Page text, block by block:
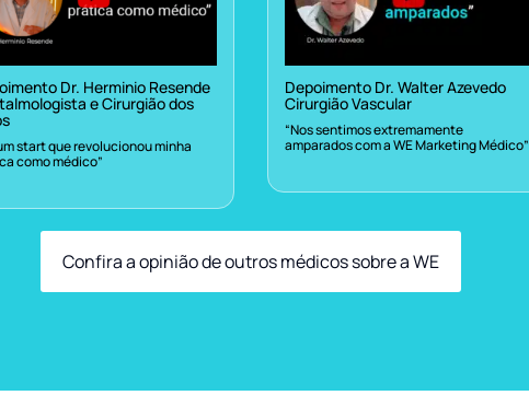
Dr. Herminio Resende
e Cirurgião dos
start que revolucionou minha
como médico”
Depoimento Dr. Walter Azevedo
Cirurgião Vascular
“Nos sentimos extremamente
amparados com a WE Marketing Médico”
Confira a opinião de outros médicos sobre a WE